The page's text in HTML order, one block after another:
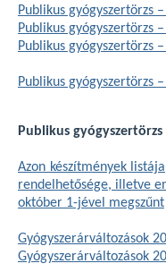
Publikus gyógyszertörzs
Publikus gyógyszertörzs
Publikus gyógyszertörzs
Publikus gyógyszertörzs
Publikus
Azon készítmények
rendelhetősége, illetve
október 1-jével megszűnt
Gyógyszerárváltozások
Gyógyszerárváltozások